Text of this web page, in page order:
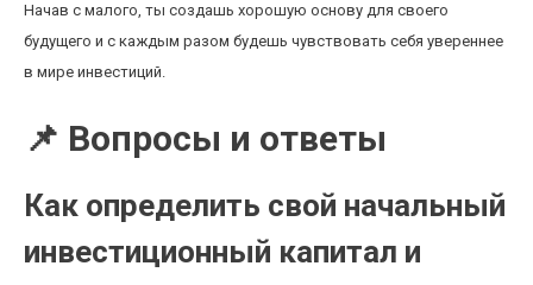
Начав с малого, ты создашь хорошую основу для своего
будущего и с каждым разом будешь чувствовать себя увереннее
в мире инвестиций.
📌 Вопросы и ответы
Как определить свой начальный
инвестиционный капитал и